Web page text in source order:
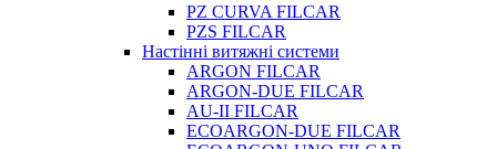
PZ CURVA FILCAR
PZS FILCAR
Настінні витяжні системи
ARGON FILCAR
ARGON-DUE FILCAR
AU-II FILCAR
ECOARGON-DUE FILCAR